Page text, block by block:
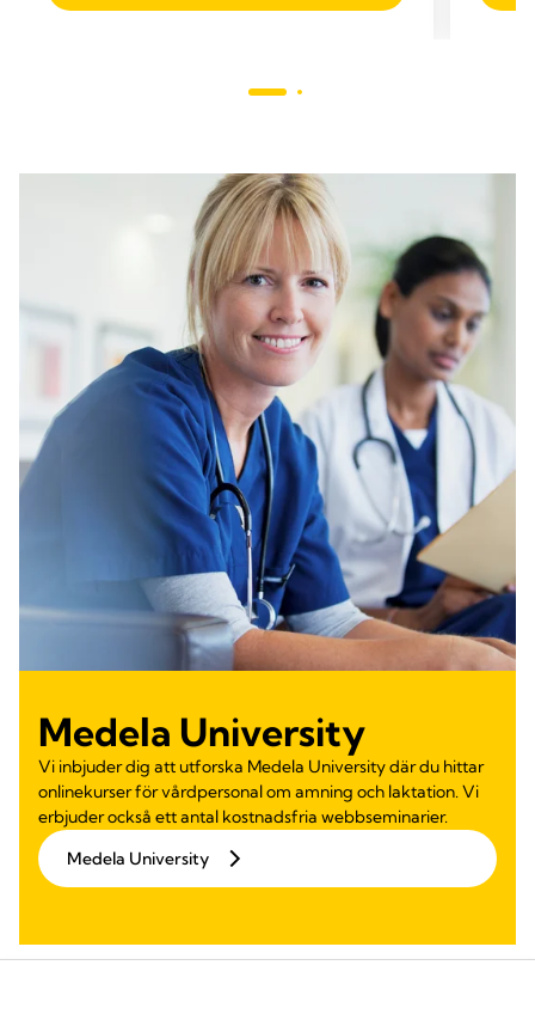
Medela University
Vi inbjuder dig att utforska Medela University där du hittar
onlinekurser för vårdpersonal om amning och laktation. Vi
erbjuder också ett antal kostnadsfria webbseminarier.
Medela University